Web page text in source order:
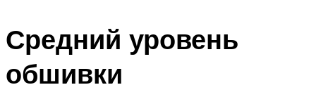
Средний уровень
обшивки